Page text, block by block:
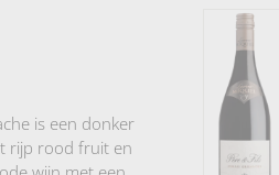
is een donker
rijp rood fruit en